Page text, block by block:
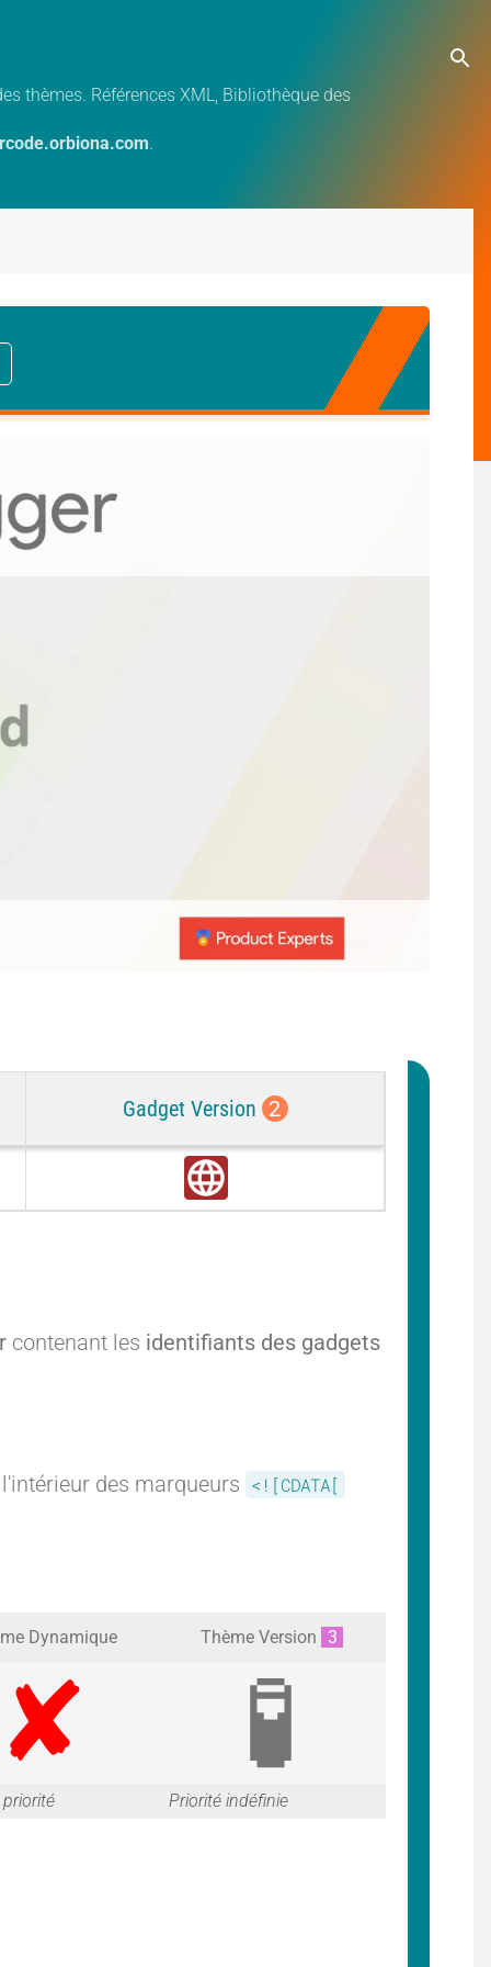
thèmes. Références XML, Bibliothèque des
.
Gadget Version 2
l
contenant les identifiants des gadgets
des marqueurs <![CDATA[
Dynamique Thème Version 3
G
Priorité indéfinie